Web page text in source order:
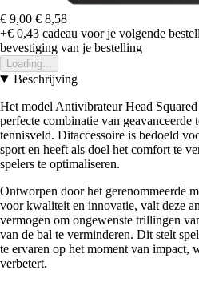
€ 9,00 € 8,58
+€ 0,43 cadeau voor je volgende
bevestiging van je bestelling
Loading...
Beschrijving
Het model Antivibrateur Head
perfecte combinatie van geavanceerde
tennisveld. Ditaccessoire is bedoeld
sport en heeft als doel het comfort te
spelers te optimaliseren.
Ontworpen door het gerenommeerde
voor kwaliteit en innovatie, valt deze
vermogen om ongewenste trillingen
van de bal te verminderen. Dit stelt
te ervaren op het moment van impact,
verbetert.